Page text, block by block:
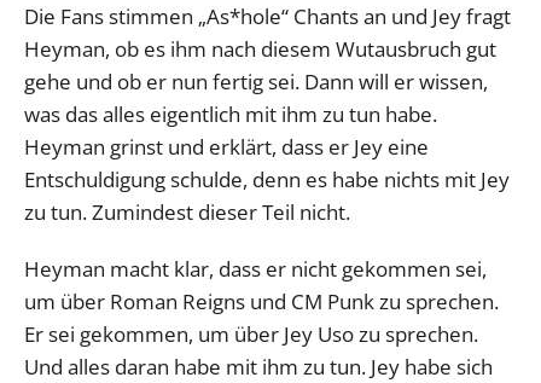
Die Fans stimmen „As*hole“ Chants an und Jey fragt
Heyman, ob es ihm nach diesem Wutausbruch gut
gehe und ob er nun fertig sei. Dann will er wissen,
was das alles eigentlich mit ihm zu tun habe.
Heyman grinst und erklärt, dass er Jey eine
Entschuldigung schulde, denn es habe nichts mit Jey
zu tun. Zumindest dieser Teil nicht.
Heyman macht klar, dass er nicht gekommen sei,
um über Roman Reigns und CM Punk zu sprechen.
Er sei gekommen, um über Jey Uso zu sprechen.
Und alles daran habe mit ihm zu tun. Jey habe sich